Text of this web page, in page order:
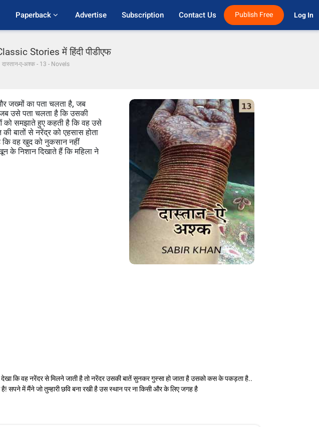
Paperback Advertise Subscription Contact Us Publish Free Log In
Stories में हिंदी पीडीएफ
दास्तान-ए-अश्क - 13 - Novels
जख्मों का पता चलता है, जब
उसे पता चलता है कि उसकी
को समझाते हुए कहती है कि वह उसे
बातों से नरेंद्र को एहसास होता
कि वह खुद को नुकसान नहीं
के निशान दिखाते हैं कि महिला ने
कि वह नरेंदर से मिलने जाती है तो नरेंदर उसकी बातें सुनकर गुस्सा हो जाता है उसको कस के पकड़ता है..
सपने में मैंने जो तुम्हारी छवि बना रखी है उस स्थान पर ना किसी और के लिए जगह है